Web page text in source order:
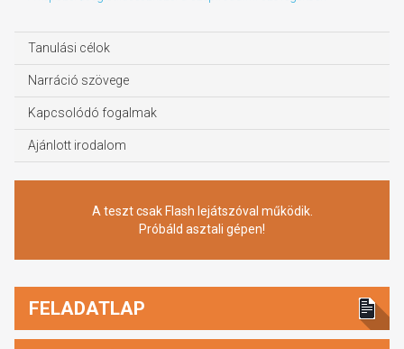
Tanulási célok
Narráció szövege
Kapcsolódó fogalmak
Ajánlott irodalom
A teszt csak Flash lejátszóval működik.
Próbáld asztali gépen!
FELADATLAP